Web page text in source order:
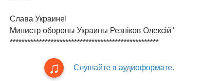
Слава Украине!
Министр обороны Украины Резніков Олексій"
***************************************************
Слушайте в аудиоформате.